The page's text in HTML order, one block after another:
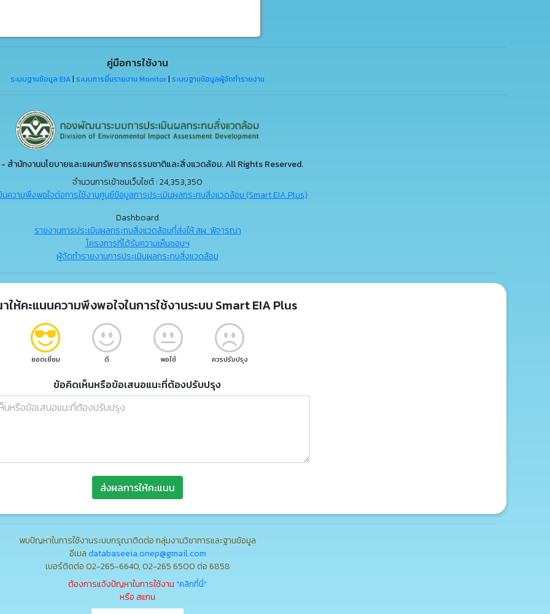
คู่มือการใช้งาน
ระบบฐานข้อมูล EIA ระบบการยื่นรายงาน Monitor ระบบฐานข้อมูลผู้จัดทำรายงาน
สำนักงานนโยบายและแผนทรัพยากรธรรมชาติและสิ่งแวดล้อม. All Rights Reserved.
จำนวนการเข้าชมเว็บไซต์ : 24,353,350
นความพึงพอใจต่อการใช้งานศูนย์ข้อมูลการประเมินผลกระทบสิ่งแวดล้อม (Smart EIA Plus)
Dashboard
รายงานการประเมินผลกระทบสิ่งแวดล้อมที่ส่งให้ สผ. พิจารณา
โครงการที่ได้รับความเห็นชอบฯ
ผู้จัดทำรายงานการประเมินผลกระทบสิ่งแวดล้อม
ให้คะแนนความพึงพอใจในการใช้งานระบบ Smart EIA Plus
ยอดเยี่ยม ดี พอใช้ ควรปรับปรุง
ข้อคิดเห็นหรือข้อเสนอแนะที่ต้องปรับปรุง
ส่งผลการให้คะแนน
พบปัญหาในการใช้งานระบบกรุณาติดต่อ กลุ่มงานวิชาการและฐานข้อมูล
อีเมล databaseeia.onep@gmail.com
เบอร์ติดต่อ 02-265-6640, 02-265 6500 ต่อ 6858
ต้องการแจ้งปัญหาในการใช้งาน "คลิกที่นี่"
หรือ สแกน